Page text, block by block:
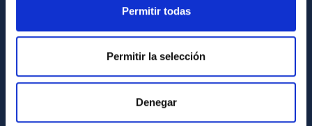
Permitir todas
Permitir la selección
Denegar
Proyectos institucionales
Financiación externa
Programa Severo Ochoa
Amigos del IAC
PORTAL DEL IAC